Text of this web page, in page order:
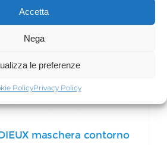
Accetta
Nega
le preferenze
PolicyPrivacy Policy
maschera contorno